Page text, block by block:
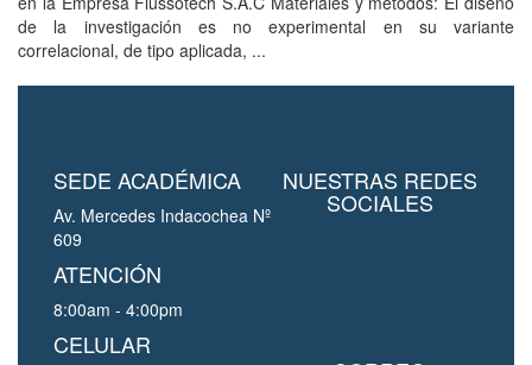
de la investigación es no experimental en su variante
correlacional, de tipo aplicada, ...
SEDE ACADÉMICA
Av. Mercedes Indacochea Nº
609
ATENCIÓN
8:00am - 4:00pm
CELULAR
NUESTRAS REDES
SOCIALES